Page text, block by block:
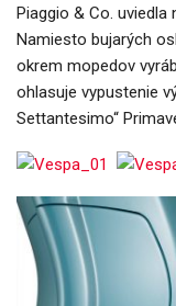
Piaggio & Co.
Namiesto bujarých
okrem mopedov
ohlasuje vypustenie
Settantesimo“